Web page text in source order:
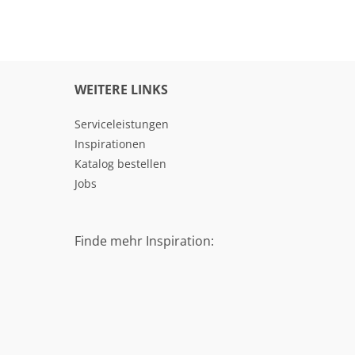
WEITERE LINKS
Serviceleistungen
Inspirationen
Katalog bestellen
Jobs
Finde mehr Inspiration: